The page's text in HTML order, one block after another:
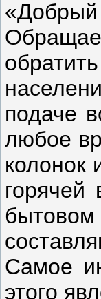
«Добрый
подаче
любое
колонок
Самое
этого